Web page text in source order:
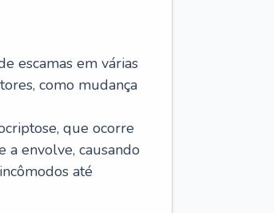
escamas em várias
como mudança
que ocorre
a envolve, causando
até